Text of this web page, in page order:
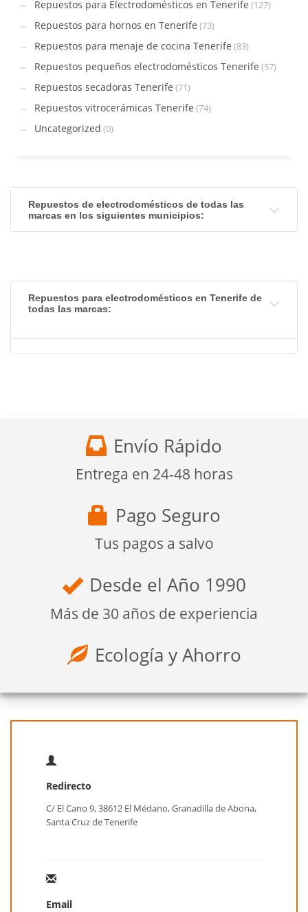
Repuestos para Electrodomésticos en Tenerife (127)
Repuestos para hornos en Tenerife (73)
Repuestos para menaje de cocina Tenerife (83)
Repuestos pequeños electrodomésticos Tenerife (57)
Repuestos secadoras Tenerife (71)
Repuestos vitrocerámicas Tenerife (74)
Uncategorized (0)
Repuestos de electrodomésticos de todas las
marcas en los siguientes municipios:
Repuestos para electrodomésticos en Tenerife de
todas las marcas:
Envío Rápido
Entrega en 24-48 horas
Pago Seguro
Tus pagos a salvo
Desde el Año 1990
Más de 30 años de experiencia
Ecología y Ahorro
Redirecto
C/ El Cano 9, 38612 El Médano, Granadilla de Abona,
Santa Cruz de Tenerife
Email